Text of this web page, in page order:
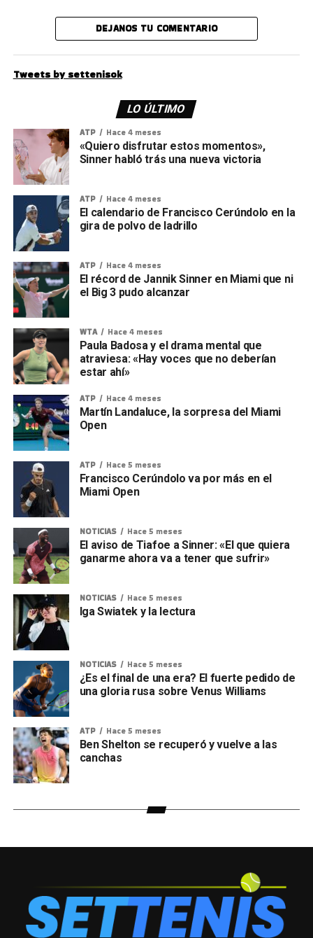
DEJANOS TU COMENTARIO
Tweets by settenisok
LO ÚLTIMO
ATP Hace 4 meses
«Quiero disfrutar estos momentos»,
Sinner habló trás una nueva victoria
ATP Hace 4 meses
El calendario de Francisco Cerúndolo en la
gira de polvo de ladrillo
ATP Hace 4 meses
El récord de Jannik Sinner en Miami que ni
el Big 3 pudo alcanzar
WTA Hace 4 meses
Paula Badosa y el drama mental que
atraviesa: «Hay voces que no deberían
estar ahí»
ATP Hace 4 meses
Martín Landaluce, la sorpresa del Miami
Open
ATP Hace 5 meses
Francisco Cerúndolo va por más en el
Miami Open
NOTICIAS Hace 5 meses
El aviso de Tiafoe a Sinner: «El que quiera
ganarme ahora va a tener que sufrir»
NOTICIAS Hace 5 meses
Iga Swiatek y la lectura
NOTICIAS Hace 5 meses
¿Es el final de una era? El fuerte pedido de
una gloria rusa sobre Venus Williams
ATP Hace 5 meses
Ben Shelton se recuperó y vuelve a las
canchas